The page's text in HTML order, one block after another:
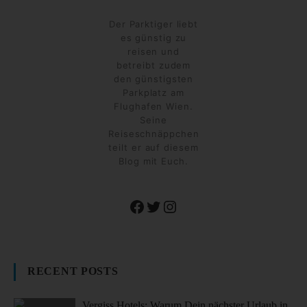
Der Parktiger liebt
es günstig zu
reisen und
betreibt zudem
den günstigsten
Parkplatz am
Flughafen Wien.
Seine
Reiseschnäppchen
teilt er auf diesem
Blog mit Euch.
Facebook
TwitterInstagram
RECENT POSTS